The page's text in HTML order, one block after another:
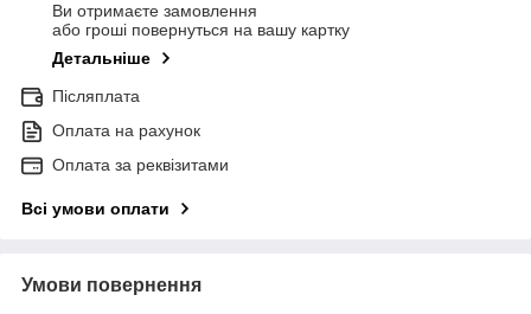
Ви отримаєте замовлення
або гроші повернуться на вашу картку
Детальніше
Післяплата
Оплата на рахунок
Оплата за реквізитами
Всі умови оплати
Умови повернення